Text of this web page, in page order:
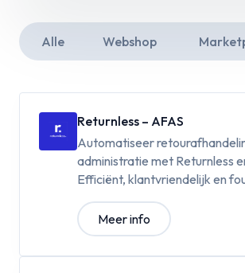
Alle Webshop
Returnless – AFAS
Automatiseer
administratie met Returnless
Efficiënt, klantvriendelijk en
Meer info